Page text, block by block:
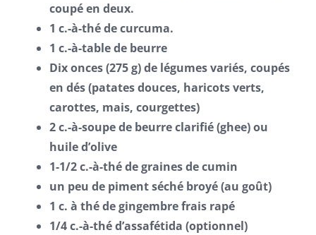
coupé en deux.
1 c.-à-thé de curcuma.
1 c.-à-table de beurre
Dix onces (275 g) de légumes variés, coupés
en dés (patates douces, haricots verts,
carottes, mais, courgettes)
2 c.-à-soupe de beurre clarifié (ghee) ou
huile d’olive
1-1/2 c.-à-thé de graines de cumin
un peu de piment séché broyé (au goût)
1 c. à thé de gingembre frais rapé
1/4 c.-à-thé d’assafétida (optionnel)